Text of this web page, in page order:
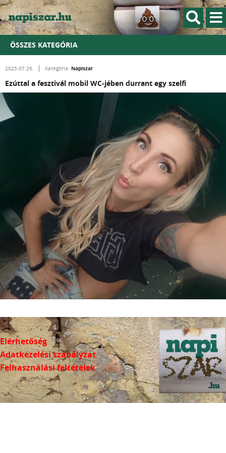
ÖSSZES KATEGÓRIA
2025.07.26. Kategória: Napiszar
Ezúttal a fesztivál mobil WC-jében durrant egy szelfi
Elérhetőség
Adatkezelési szabályzat
Felhasználási feltételek